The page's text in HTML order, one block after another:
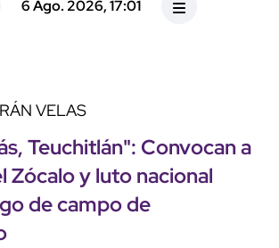
6 Ago. 2026, 17:01
VELAS
Teuchitlán": Convocan a
Zócalo y luto nacional
de campo de